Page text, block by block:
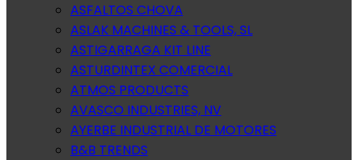
ASFALTOS CHOVA
ASLAK MACHINES & TOOLS, SL
ASTIGARRAGA KIT LINE
ASTURDINTEX COMERCIAL
ATMOS PRODUCTS
AVASCO INDUSTRIES, NV
AYERBE INDUSTRIAL DE MOTORES
B&B TRENDS